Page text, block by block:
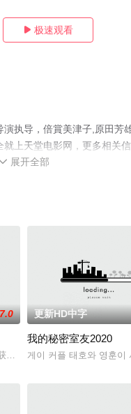
 极速观看
执导，倍賞美津子,原田芳
上天堂电影网，更多相关
展开全部
7.0
得了非凡的力量和成为超能力
更新HD中字
我的秘密室友2020
게이 커플 태호와 영훈이